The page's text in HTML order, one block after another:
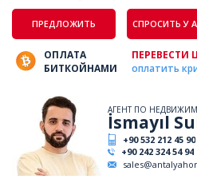
ПРЕДЛОЖИТЬ СПРОСИТЬ У
ОПЛАТА
БИТКОЙНАМИ
ПЕРЕВЕСТИ
оплатить
АГЕНТ ПО
İsmayıl
+90 532 212 45 90
+90 242 324 54 94